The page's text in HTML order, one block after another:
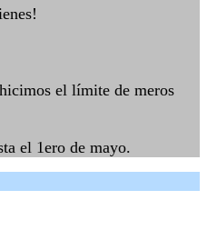
el límite de meros
el 1ero de mayo.